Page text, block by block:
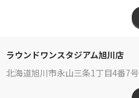
ラウンドワンスタジアム旭川店
北海道旭川市永山三条1丁目4番7号